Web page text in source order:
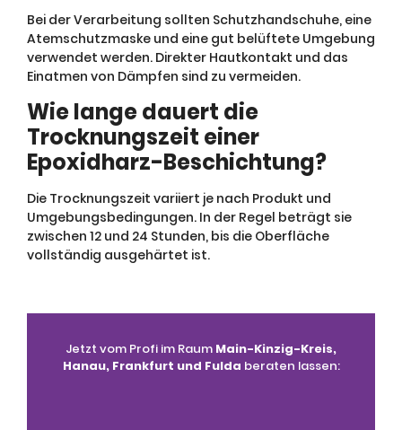
Bei der Verarbeitung sollten Schutzhandschuhe, eine
Atemschutzmaske und eine gut belüftete Umgebung
verwendet werden. Direkter Hautkontakt und das
Einatmen von Dämpfen sind zu vermeiden.
Wie lange dauert die
Trocknungszeit einer
Epoxidharz-Beschichtung?
Die Trocknungszeit variiert je nach Produkt und
Umgebungsbedingungen. In der Regel beträgt sie
zwischen 12 und 24 Stunden, bis die Oberfläche
vollständig ausgehärtet ist.
Jetzt vom Profi im Raum Main-Kinzig-Kreis,
Hanau, Frankfurt und Fulda beraten lassen: